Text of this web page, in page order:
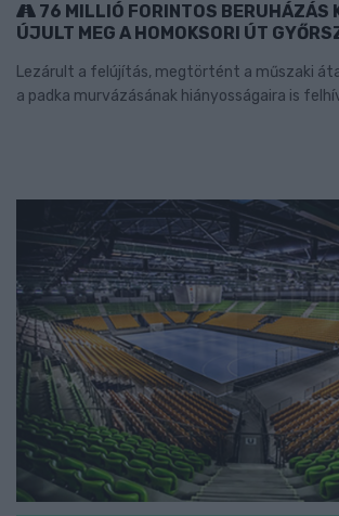
76 MILLIÓ FORINTOS BERUHÁZÁS
ÚJULT MEG A HOMOKSORI ÚT
Lezárult a felújítás, megtörtént a műszaki
a padka murvázásának hiányosságaira is